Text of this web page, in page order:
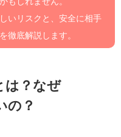
いリスクと、安全に相手
徹底解説します。
は？なぜ
の？